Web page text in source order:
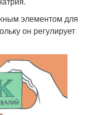
элементом для
он регулирует